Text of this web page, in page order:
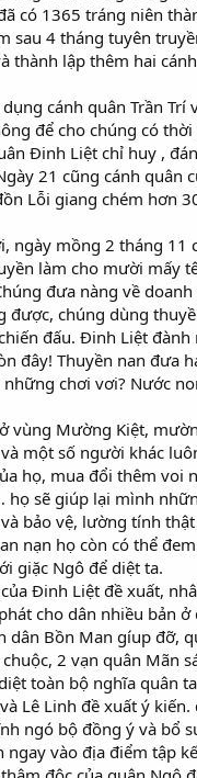
có 1365 tráng niên
sau 4 tháng tuyên
thành lập thêm hai
cánh quân Trần
để cho chúng có
Đinh Liệt chỉ huy ,
21 cũng cánh quân
Lỗi giang chém hơn
mồng 2 tháng
làm cho mười mấy
đưa nàng về
được, chúng dùng
đấu. Đinh Liệt
đây! Thuyền nan
chơi vơi? Nước
vùng Mường Kiệt,
một số người khác
họ, mua đổi thêm voi
sẽ giúp lại mình
bảo vệ, lường tính
nạn họ còn có thể
giặc Ngô để diệt ta.
Đinh Liệt đề xuất,
cho dân nhiều bản
dân Bồn Man gíup
2 vạn quân
toàn bộ nghĩa quân
Lê Linh đề xuất ý
ngó bộ đồng ý và bổ
vào địa điểm tập